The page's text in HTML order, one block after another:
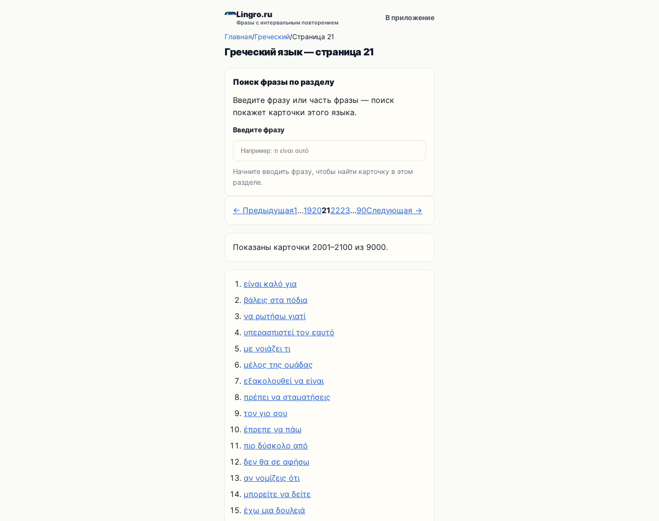
Lingro.ru
Фразы с интервальным повторением
В приложение
Главная/Греческий/Страница 21
Греческий язык — страница 21
Поиск фразы по разделу
Введите фразу или часть фразы — поиск
покажет карточки этого языка.
Введите фразу
Начните вводить фразу, чтобы найти карточку в этом
разделе.
← Предыдущая1…1920212223…90Следующая →
Показаны карточки 2001–2100 из 9000.
είναι καλό για
βάλεις στα πόδια
να ρωτήσω γιατί
υπερασπιστεί τον εαυτό
με νοιάζει τι
μέλος της ομάδας
εξακολουθεί να είναι
πρέπει να σταματήσεις
τον γιο σου
έπρεπε να πάω
πιο δύσκολο από
δεν θα σε αφήσω
αν νομίζεις ότι
μπορείτε να δείτε
έχω μια δουλειά